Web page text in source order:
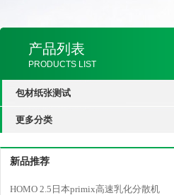
产品列表
PRODUCTS LIST
包材纸张测试
更多分类
新品推荐
HOMO 2.5日本primix高速乳化分散机